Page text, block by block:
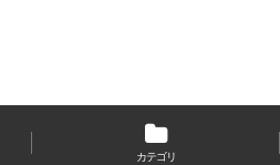
カテゴリ